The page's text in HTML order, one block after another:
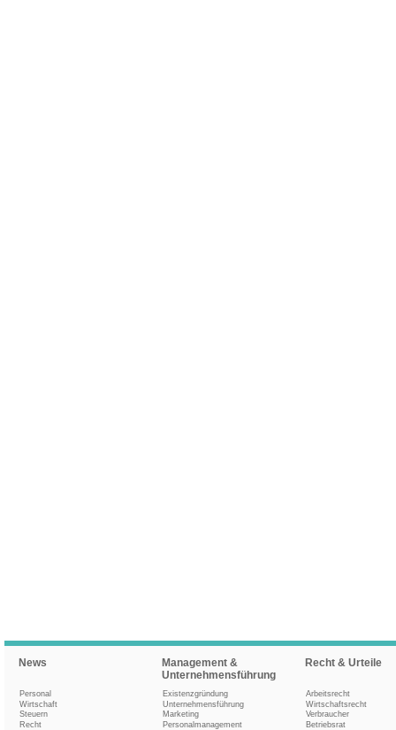
News
Personal
Wirtschaft
Steuern
Recht
Management &
Unternehmensführung
Existenzgründung
Unternehmensführung
Marketing
Personalmanagement
Recht & Urteile
Arbeitsrecht
Wirtschaftsrecht
Verbraucher
Betriebsrat